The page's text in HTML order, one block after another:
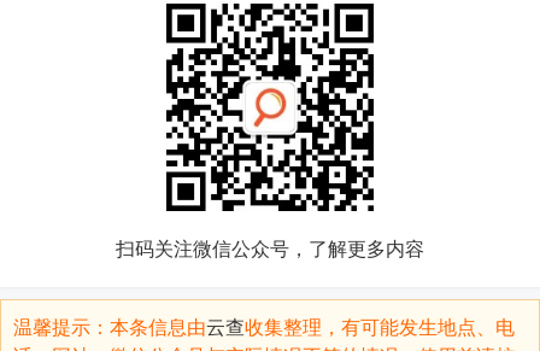
扫码关注微信公众号，了解更多内容
温馨提示：本条信息由云查收集整理，有可能发生地点、电